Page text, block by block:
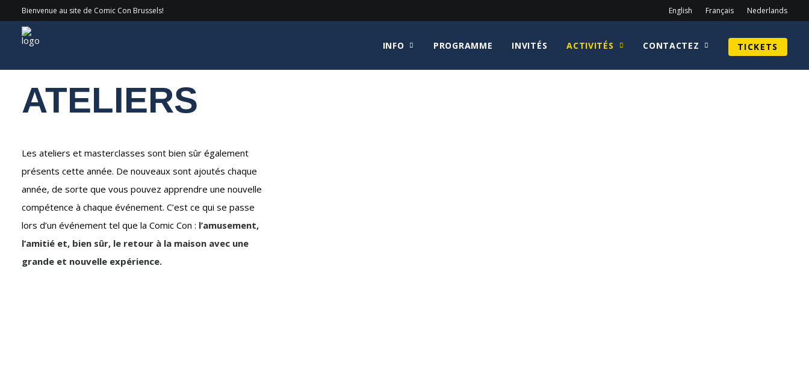
Bienvenue au site de Comic Con Brussels! English Français Nederlands
INFO PROGRAMME INVITÉS ACTIVITÉS CONTACTEZ TICKETS
Experiences
ATELIERS
Les ateliers et masterclasses sont bien sûr également
présents cette année. De nouveaux sont ajoutés chaque
année, de sorte que vous pouvez apprendre une nouvelle
compétence à chaque événement. C’est ce qui se passe
lors d’un événement tel que la Comic Con : l’amusement,
l’amitié et, bien sûr, le retour à la maison avec une
grande et nouvelle expérience.